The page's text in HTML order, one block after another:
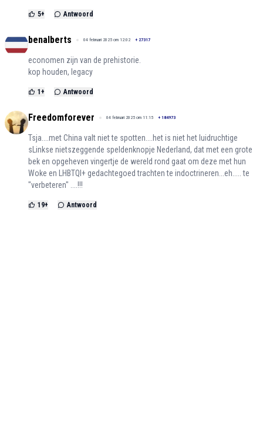
5+ Antwoord
benalberts 04 februari 2025 om 12:02 + 27317
economen zijn van de prehistorie.
kop houden, legacy
1+ Antwoord
Freedomforever 04 februari 2025 om 11:15 + 184973
Tsja....met China valt niet te spotten....het is niet het luidruchtige
sLinkse nietszeggende speldenknopje Nederland, dat met een grote
bek en opgeheven vingertje de wereld rond gaat om deze met hun
Woke en LHBTQI+ gedachtegoed trachten te indoctrineren...eh..... te
"verbeteren" ....!!!
19+ Antwoord